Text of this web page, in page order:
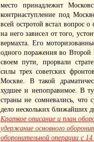
место принадлежит
контрнаступление под
всей остротой встал вопрос
на него зависел от того,
вермахта. Его
одного поражения во
своем пути, прорвали
силы трех советских
Москве. В такой
худшее и непоправимое. В
страны не сомневались, что
дело нескольких ближайших
Краткое описание и план
удержание основного
оборонительной операции с